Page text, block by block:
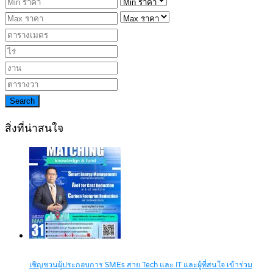
Search
สิ่งที่น่าสนใจ
เชิญชวนผู้ประกอบการ SMEs สาย Tech และ IT และผู้ที่สนใจ เข้าร่วม